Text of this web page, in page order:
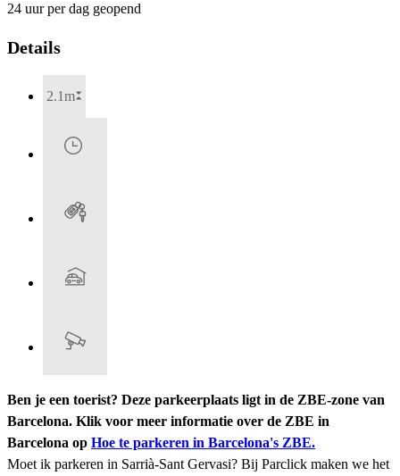
24 uur per dag geopend
Details
2.1m
Ben je een toerist? Deze parkeerplaats ligt in de ZBE-zone van
Barcelona. Klik voor meer informatie over de ZBE in
Barcelona op Hoe te parkeren in Barcelona's ZBE.
Moet ik parkeren in Sarrià-Sant Gervasi? Bij Parclick maken we het